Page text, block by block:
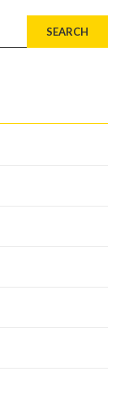
SEARCH